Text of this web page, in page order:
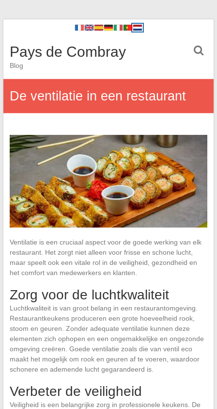
Pays de Combray
Blog
De ventilatie in een restaurant
Ventilatie is een cruciaal aspect voor de goede werking van elk
restaurant. Het zorgt niet alleen voor frisse en schone lucht,
maar speelt ook een vitale rol in de veiligheid, gezondheid en
het comfort van medewerkers en klanten.
Zorg voor de luchtkwaliteit
Luchtkwaliteit is van groot belang in een restaurantomgeving.
Restaurantkeukens produceren een grote hoeveelheid rook,
stoom en geuren. Zonder adequate ventilatie kunnen deze
elementen zich ophopen en een ongemakkelijke en ongezonde
omgeving creëren. Goede ventilatie zoals die van ventil eco
maakt het mogelijk om rook en geuren af te voeren, waardoor
schonere en ademende lucht gegarandeerd is.
Verbeter de veiligheid
Veiligheid is een belangrijke zorg in professionele keukens. De